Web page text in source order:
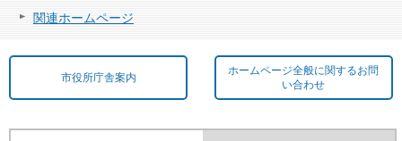
関連ホームページ
市役所庁舎案内
ホームページ全般に関するお問
い合わせ